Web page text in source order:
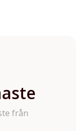
höra av sig.
från